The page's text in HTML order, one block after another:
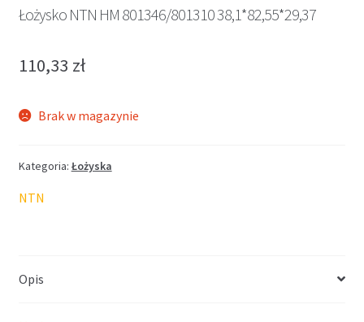
Łożysko NTN HM 801346/801310 38,1*82,55*29,37
110,33 zł
Brak w magazynie
Kategoria: Łożyska
NTN
Opis